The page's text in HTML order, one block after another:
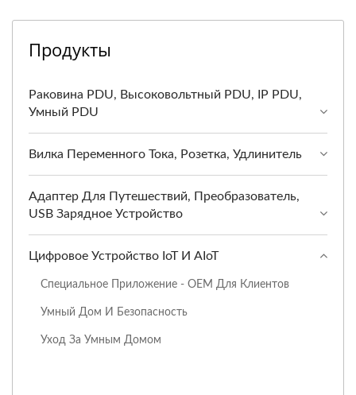
Продукты
Раковина PDU, Высоковольтный PDU, IP PDU,
Умный PDU
Вилка Переменного Тока, Розетка, Удлинитель
Адаптер Для Путешествий, Преобразователь,
USB Зарядное Устройство
Цифровое Устройство IoT И AIoT
Специальное Приложение - OEM Для Клиентов
Умный Дом И Безопасность
Уход За Умным Домом